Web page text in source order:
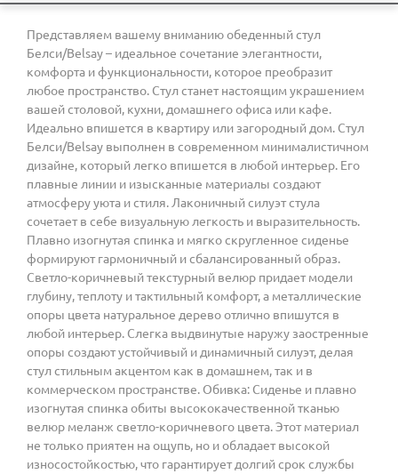
Представляем вашему вниманию обеденный стул
Белси/Belsay – идеальное сочетание элегантности,
комфорта и функциональности, которое преобразит
любое пространство. Стул станет настоящим украшением
вашей столовой, кухни, домашнего офиса или кафе.
Идеально впишется в квартиру или загородный дом. Стул
Белси/Belsay выполнен в современном минималистичном
дизайне, который легко впишется в любой интерьер. Его
плавные линии и изысканные материалы создают
атмосферу уюта и стиля. Лаконичный силуэт стула
сочетает в себе визуальную легкость и выразительность.
Плавно изогнутая спинка и мягко скругленное сиденье
формируют гармоничный и сбалансированный образ.
Светло-коричневый текстурный велюр придает модели
глубину, теплоту и тактильный комфорт, а металлические
опоры цвета натуральное дерево отлично впишутся в
любой интерьер. Слегка выдвинутые наружу заостренные
опоры создают устойчивый и динамичный силуэт, делая
стул стильным акцентом как в домашнем, так и в
коммерческом пространстве. Обивка: Сиденье и плавно
изогнутая спинка обиты высококачественной тканью
велюр меланж светло-коричневого цвета. Этот материал
не только приятен на ощупь, но и обладает высокой
износостойкостью, что гарантирует долгий срок службы